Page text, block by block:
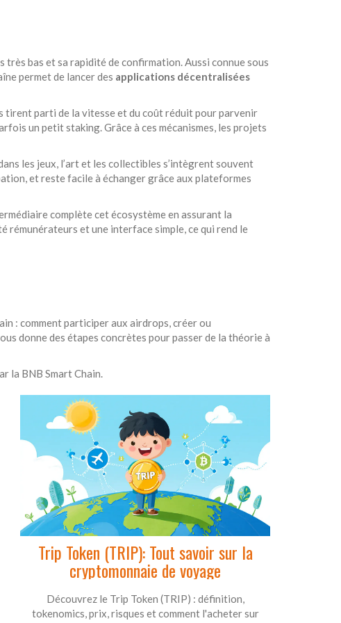
très bas et sa rapidité de confirmation. Aussi connue sous
permet de lancer des applications décentralisées
tirent parti de la vitesse et du coût réduit pour parvenir
un petit staking. Grâce à ces mécanismes, les projets
les jeux, l’art et les collectibles s’intègrent souvent
et reste facile à échanger grâce aux plateformes
complète cet écosystème en assurant la
rémunérateurs et une interface simple, ce qui rend le
: comment participer aux airdrops, créer ou
donne des étapes concrètes pour passer de la théorie à
la BNB Smart Chain.
Trip Token (TRIP): Tout savoir sur la
cryptomonnaie de voyage
Découvrez le Trip Token (TRIP) : définition,
tokenomics, prix, risques et comment l'acheter sur